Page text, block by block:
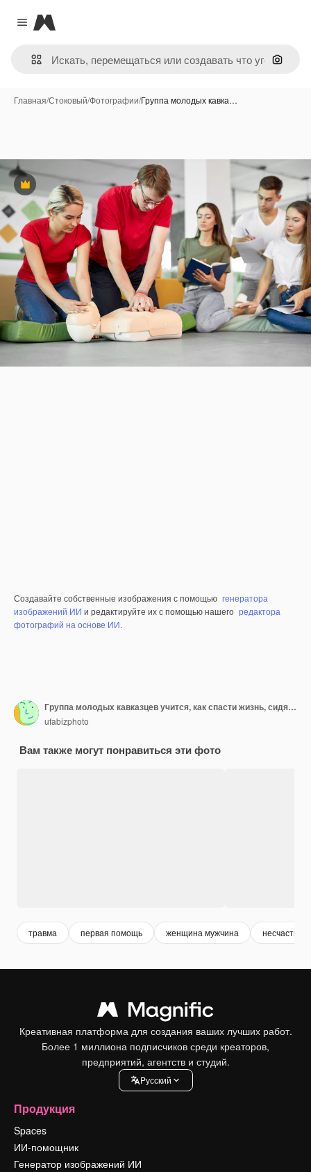
Close menu
Magnific
Поиск
Главная/Стоковый/Фотографии/Группа молодых кавка…
Премиум
Создавайте собственные изображения с помощью генератора
изображений ИИ и редактируйте их с помощью нашего редактора
фотографий на основе ИИ.
Группа молодых кавказцев учится, как спасти жизнь, сидя вместе.
ufabizphoto
Вам также могут понравиться эти фото
травма первая помощь женщина мужчина
Креативная платформа для создания ваших лучших работ.
Более 1 миллиона подписчиков среди креаторов,
предприятий, агентств и студий.
Pусский
Продукция
Spaces
ИИ-помощник
Генератор изображений ИИ